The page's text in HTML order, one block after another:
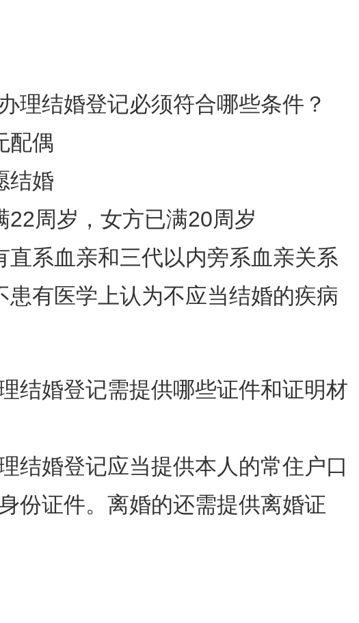
理结婚登记必须符合哪些条件？
配偶
结婚
22周岁，女方已满20周岁
直系血亲和三代以内旁系血亲关系
患有医学上认为不应当结婚的疾病
结婚登记需提供哪些证件和证明材
结婚登记应当提供本人的常住户口
份证件。离婚的还需提供离婚证